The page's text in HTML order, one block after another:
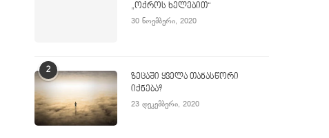
„ოქროს ხელებით“
30 ნოემბერი, 2020
2
ზეცაში ყველა თანასწორი
იქნება?
23 დეკემბერი, 2020